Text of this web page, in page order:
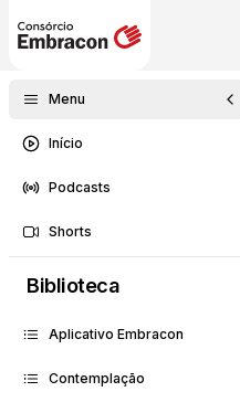
Menu
Início
Podcasts
Shorts
Biblioteca
Aplicativo Embracon
Contemplação